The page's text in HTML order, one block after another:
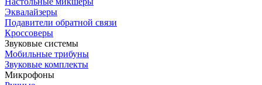
Эквалайзеры
Подавители обратной связи
Кроссоверы
Звуковые системы
Мобильные трибуны
Звуковые комплекты
Микрофоны